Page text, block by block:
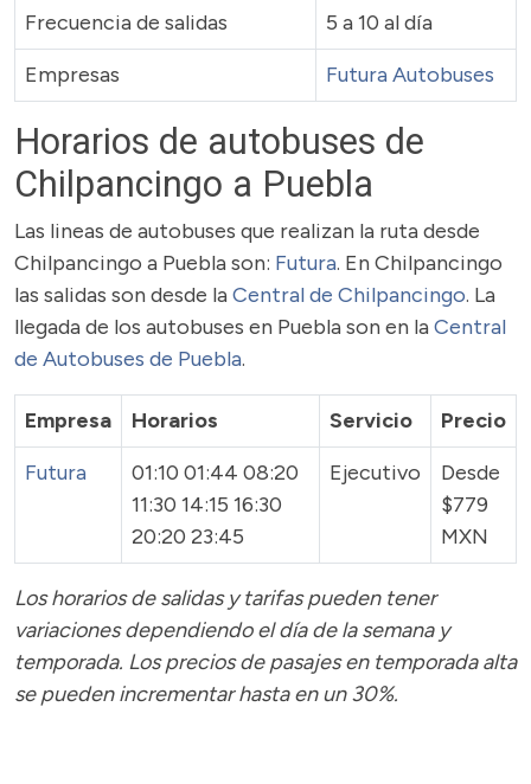
Frecuencia de salidas
5 a 10 al día
Empresas
Futura Autobuses
Horarios de autobuses de
Chilpancingo a Puebla
Las lineas de autobuses que realizan la ruta desde
Chilpancingo a Puebla son: Futura. En Chilpancingo
las salidas son desde laCentral de Chilpancingo. La
llegada de los autobuses en Puebla son en laCentral
de Autobuses de Puebla.
Empresa Horarios Servicio
Precio
Futura
01:10 01:44 08:20
11:30 14:15 16:30
20:20 23:45
Ejecutivo
Desde
$779
MXN
Los horarios de salidas y tarifas pueden tener
variaciones dependiendo el día de la semana y
temporada. Los precios de pasajesen temporada alta
se pueden incrementar hasta en un 30%.